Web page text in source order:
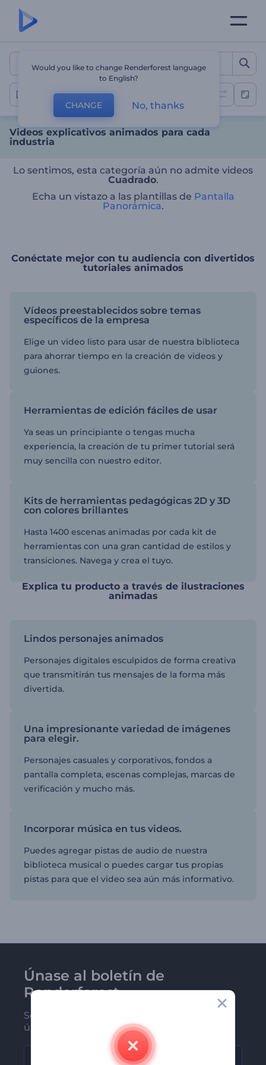
Videos explicativos
Animaciones explicativas
Videos explicativos animados para cada
industria
Lo sentimos, esta categoría aún no admite videos
Cuadrado.
Echa un vistazo a las plantillas de Pantalla
Panorámica.
Conéctate mejor con tu audiencia con divertidos
tutoriales animados
Vídeos preestablecidos sobre temas
específicos de la empresa
Elige un video listo para usar de nuestra biblioteca
para ahorrar tiempo en la creación de videos y
guiones.
Herramientas de edición fáciles de usar
Ya seas un principiante o tengas mucha
experiencia, la creación de tu primer tutorial será
muy sencilla con nuestro editor.
Kits de herramientas pedagógicas 2D y 3D
con colores brillantes
Hasta 1400 escenas animadas por cada kit de
herramientas con una gran cantidad de estilos y
transiciones. Navega y crea el tuyo.
Explica tu producto a través de ilustraciones
animadas
Lindos personajes animados
Personajes digitales esculpidos de forma creativa
que transmitirán tus mensajes de la forma más
divertida.
Una impresionante variedad de imágenes
para elegir.
Personajes casuales y corporativos, fondos a
pantalla completa, escenas complejas, marcas de
verificación y mucho más.
Incorporar música en tus videos.
Puedes agregar pistas de audio de nuestra
biblioteca musical o puedes cargar tus propias
pistas para que el video sea aún más informativo.
Únase al boletín de
Renderforest
Sea de los primeros en recibir nuestras
últimas noticias y ofertas
Would you like to change Renderforest language
to English?
CHANGE No, thanks